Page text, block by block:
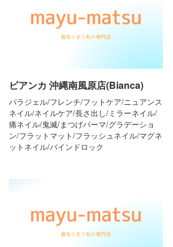
ビアンカ 沖縄南風原店(Bianca)
パラジェル/フレンチ/フットケア/ニュアンス
ネイル/ネイルケア/長さ出し/ミラーネイル/
痛ネイル/鬼滅/まつげパーマ/グラデーショ
ン/フラットマット/フラッシュネイル/マグネ
ットネイル/バインドロック